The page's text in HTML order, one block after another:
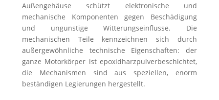
Außengehäuse schützt elektronische und
mechanische Komponenten gegen Beschädigung
und ungünstige Witterungseinflüsse. Die
mechanischen Teile kennzeichnen sich durch
außergewöhnliche technische Eigenschaften: der
ganze Motorkörper ist epoxidharzpulverbeschichtet,
die Mechanismen sind aus speziellen, enorm
beständigen Legierungen hergestellt.